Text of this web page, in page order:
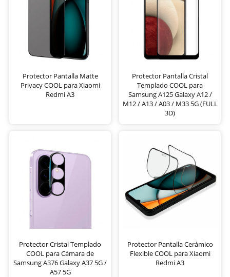
Protector Pantalla Matte
Privacy COOL para Xiaomi
Redmi A3
Protector Pantalla Cristal
Templado COOL para
Samsung A125 Galaxy A12 /
M12 / A13 / A03 / M33 5G (FULL
3D)
Protector Cristal Templado
COOL para Cámara de
Samsung A376 Galaxy A37 5G /
A57 5G
Protector Pantalla Cerámico
Flexible COOL para Xiaomi
Redmi A3